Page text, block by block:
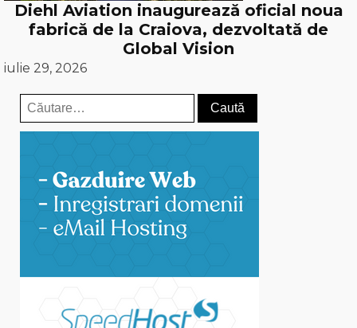
Diehl Aviation inaugurează oficial noua
fabrică de la Craiova, dezvoltată de
Global Vision
iulie 29, 2026
Caută
după: